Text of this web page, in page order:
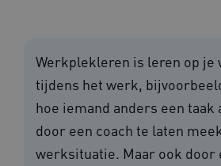
Werkplekleren is leren op je
tijdens het werk,
hoe iemand anders een taak
door een coach te laten
werksituatie. Maar ook door